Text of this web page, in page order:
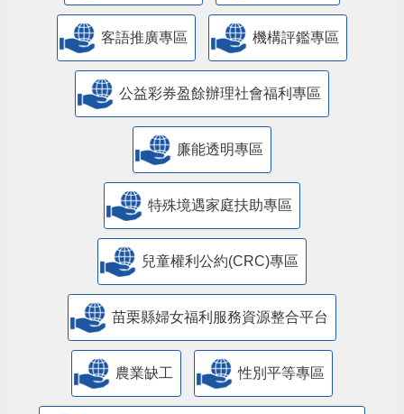
客語推廣專區 機構評鑑專區
公益彩券盈餘辦理社會福利專區
廉能透明專區
特殊境遇家庭扶助專區
兒童權利公約(CRC)專區
苗栗縣婦女福利服務資源整合平台
農業缺工 性別平等專區